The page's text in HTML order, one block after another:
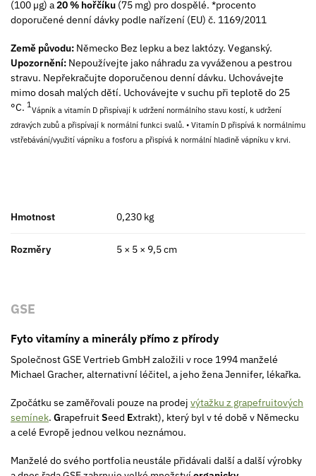
(100 µg) a20 % hořčíku (75 mg) pro dospělé. *procento
doporučené denní dávky podle nařízení (EU) č. 1169/2011
Země původu: Německo Bez lepku a bez laktózy. Veganský.
Upozornění: Nepoužívejte jako náhradu za vyváženou a pestrou
stravu. Nepřekračujte doporučenou denní dávku. Uchovávejte
mimo dosah malých dětí. Uchovávejte v suchu při teplotě do 25
°C. 1
Vápník a vitamín D přispívají k udržení normálního stavu kostí, k udržení
zdravých zubů a přispívají k normální funkci svalů. • Vitamín D přispívá k normálnímu
vstřebávání/využití vápníku a fosforu a přispívá k normální hladině vápníku v krvi.
Hmotnost 0,230 kg
Rozměry 5 × 5 × 9,5 cm
GSE
Fyto vitamíny a minerály přímo z přírody
Společnost GSE Vertrieb GmbH založili v roce 1994 manželé
Michael Gracher, alternativní léčitel, a jeho žena Jennifer, lékařka.
Zpočátku se zaměřovali pouze na prodej výtažku z grapefruitových
semínek. GrapefruitSeed Extrakt), který byl v té době v Německu
a celé Evropě jednou velkou neznámou.
Manželé do svého portfolia neustále přidávali další a další výrobky